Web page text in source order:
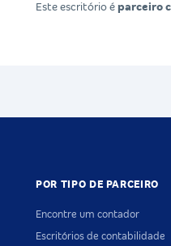
Este escritório é parceiro
POR TIPO DE PARCEIRO
Encontre um contador
Escritórios de contabilidade